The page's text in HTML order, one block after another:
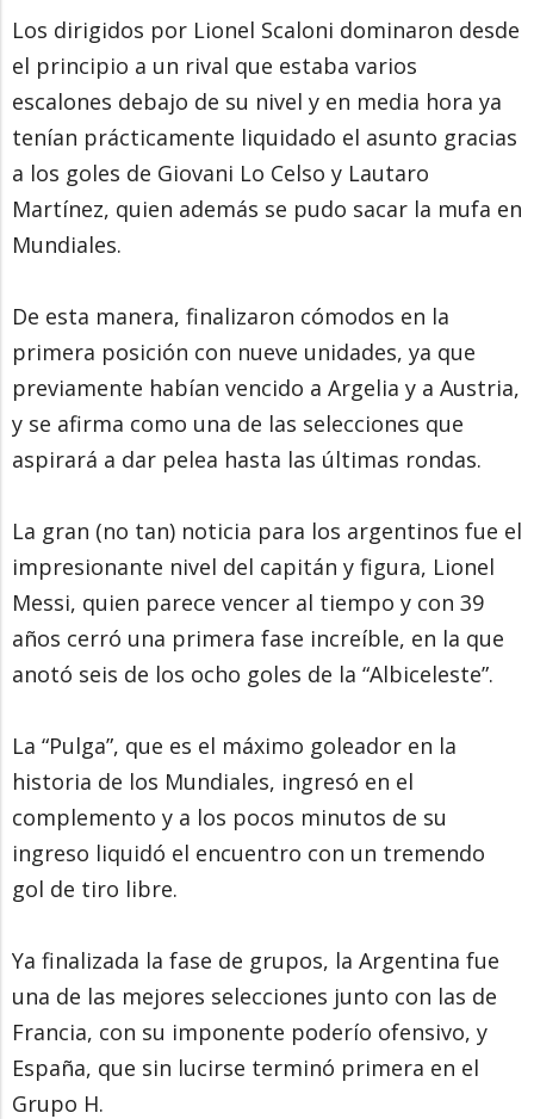
Los dirigidos por Lionel Scaloni dominaron desde
el principio a un rival que estaba varios
escalones debajo de su nivel y en media hora ya
tenían prácticamente liquidado el asunto gracias
a los goles de Giovani Lo Celso y Lautaro
Martínez, quien además se pudo sacar la mufa en
Mundiales.
De esta manera, finalizaron cómodos en la
primera posición con nueve unidades, ya que
previamente habían vencido a Argelia y a Austria,
y se afirma como una de las selecciones que
aspirará a dar pelea hasta las últimas rondas.
La gran (no tan) noticia para los argentinos fue el
impresionante nivel del capitán y figura, Lionel
Messi, quien parece vencer al tiempo y con 39
años cerró una primera fase increíble, en la que
anotó seis de los ocho goles de la “Albiceleste”.
La “Pulga”, que es el máximo goleador en la
historia de los Mundiales, ingresó en el
complemento y a los pocos minutos de su
ingreso liquidó el encuentro con un tremendo
gol de tiro libre.
Ya finalizada la fase de grupos, la Argentina fue
una de las mejores selecciones junto con las de
Francia, con su imponente poderío ofensivo, y
España, que sin lucirse terminó primera en el
Grupo H.